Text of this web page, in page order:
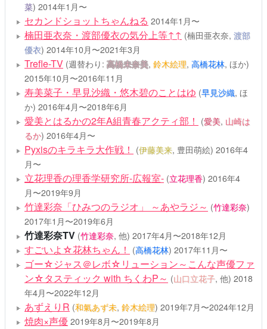
菜) 2014年1月〜
セカンドショットちゃんねる 2014年1月〜
楠田亜衣奈・渡部優衣の気分上等↑↑ (楠田亜衣奈, 渡部
優衣) 2014年10月〜2021年3月
Trefle-TV (週替わり: 高橋未奈美, 鈴木絵理, 高橋花林, ほか)
2015年10月〜2016年11月
寿美菜子・早見沙織・悠木碧のことはゆ (早見沙織, ほ
か) 2016年4月〜2018年6月
愛美とはるかの2年A組青春アクティ部！ (愛美, 山崎は
るか) 2016年4月〜
Pyxisのキラキラ大作戦！ (伊藤美来, 豊田萌絵) 2016年4
月〜
立花理香の理香学研究所-広報室- (立花理香) 2016年4
月〜2019年9月
竹達彩奈「ひみつのラジオ」 ～あやラジ～ (竹達彩奈)
2017年1月〜2019年6月
竹達彩奈TV (竹達彩奈, 他) 2017年4月〜2018年12月
すごいよ☆花林ちゃん！ (高橋花林) 2017年11月〜
ゴー☆ジャス＠レボ☆リューション～こんな声優ファ
ン☆タスティック with ちくわP～ (山口立花子, 他) 2018
年4月〜2022年12月
あずえりR (和氣あず未, 鈴木絵理) 2019年7月〜2024年12月
焼肉×声優 2019年8月〜2019年8月